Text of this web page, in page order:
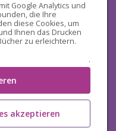
Google Analytics und
die Ihre
diese Cookies, um
Ihnen das Drucken
zu erleichtern.
.
akzeptieren